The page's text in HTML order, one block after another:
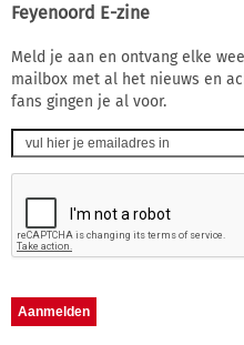
Feyenoord E-zine
Meld je aan en ontvang elke
mailbox met al het nieuws en
fans gingen je al voor.